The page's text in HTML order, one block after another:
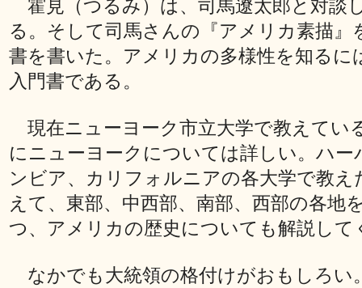
霍見（つるみ）は、司馬遼太郎と対談
る。そして司馬さんの『アメリカ素描』
書を書いた。アメリカの多様性を知るに
入門書である。
現在ニューヨーク市立大学で教えてい
にニューヨークについては詳しい。ハー
ンビア、カリフォルニアの各大学で教え
えて、東部、中西部、南部、西部の各地
つ、アメリカの歴史についても解説して
なかでも大統領の格付けがおもしろい